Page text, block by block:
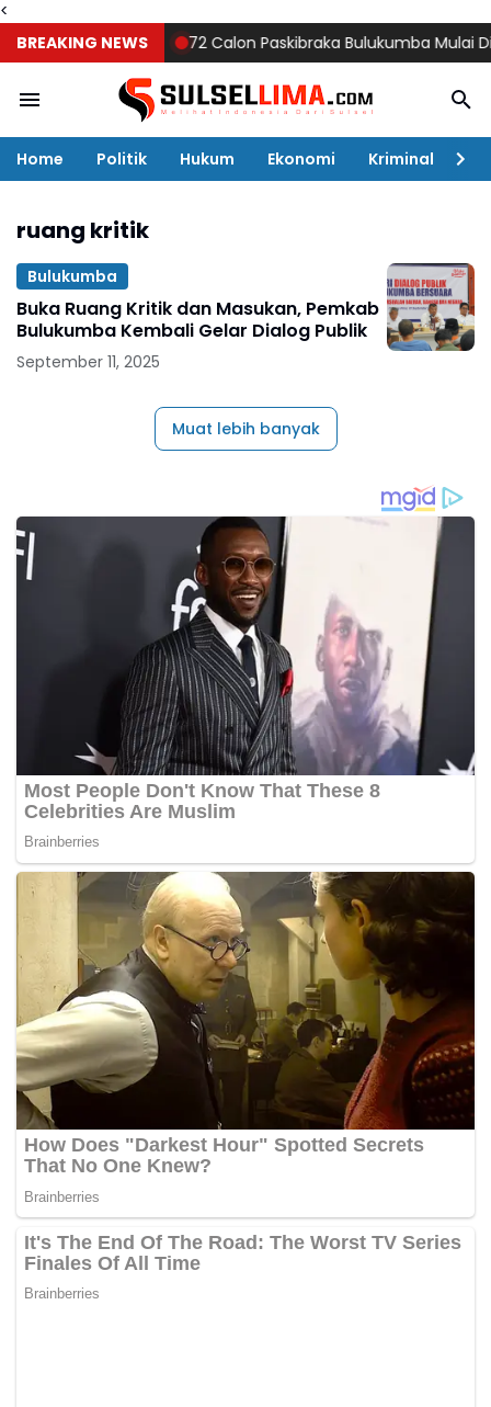
<
BREAKING NEWS
72 Calon Paskibraka Bulukumba Mulai
Home Politik Hukum Ekonomi Kriminal
ruang kritik
Bulukumba
Buka Ruang Kritik dan Masukan, Pemkab
Bulukumba Kembali Gelar Dialog Publik
September 11, 2025
Muat lebih banyak